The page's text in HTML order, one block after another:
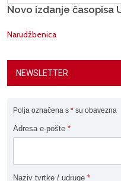
Novo izdanje časopisa
Narudžbenica
NEWSLETTER
Polja označena s * su obavezna
Adresa e-pošte *
Naziv tvrtke / udruge *